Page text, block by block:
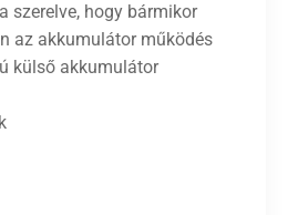
szerelve, hogy bármikor
az akkumulátor működés
külső akkumulátor